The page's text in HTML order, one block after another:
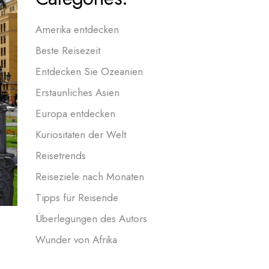
Amerika entdecken
Beste Reisezeit
Entdecken Sie Ozeanien
Erstaunliches Asien
Europa entdecken
Kuriositäten der Welt
Reisetrends
Reiseziele nach Monaten
Tipps für Reisende
Überlegungen des Autors
Wunder von Afrika